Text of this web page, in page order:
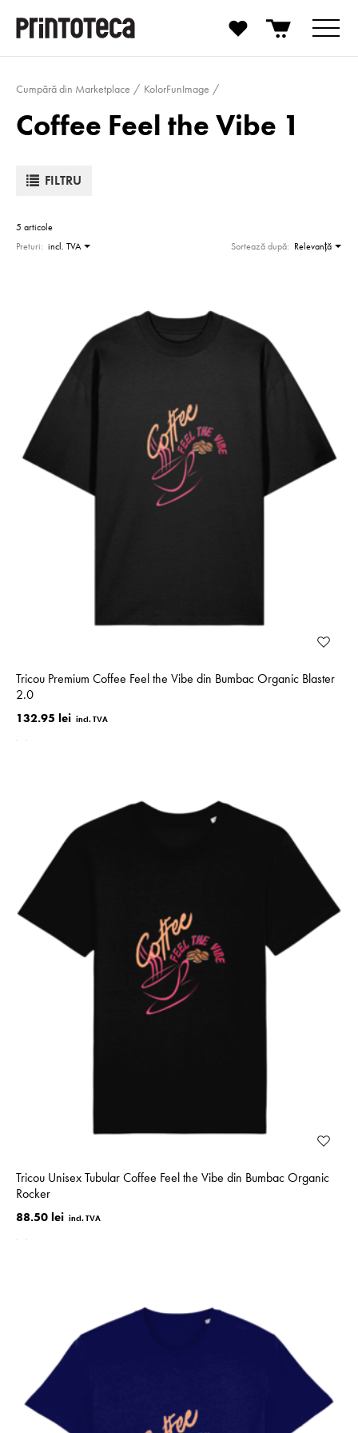
Cumpără din Marketplace KolorFunImage
Coffee Feel the Vibe 1
FILTRU
5 articole
Preturi: incl. TVA Sortează după: Relevanţă
Tricou Premium Coffee Feel the Vibe din Bumbac Organic Blaster
2.0
132.95 lei
Tricou Unisex Tubular Coffee Feel the Vibe din Bumbac Organic
Rocker
88.50 lei